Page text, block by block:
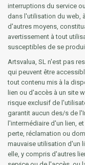
interruptions du service
dans l'utilisation du web,
d'autres moyens,
avertissement à tout
susceptibles de se
Artsvalua, SL n'est pas
qui peuvent être
tout contenu mis à la
lien ou d'accès à un site
risque exclusif de
garantit aucun des/s de
l'intermédiaire d'un lien,
perte, réclamation ou
mauvaise utilisation d'un
elle, y compris d'autres